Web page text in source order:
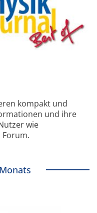
kompakt und
und ihre
wie